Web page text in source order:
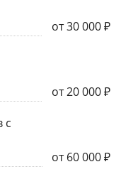
от 30 000 ₽
от 20 000 ₽
с
от 60 000 ₽